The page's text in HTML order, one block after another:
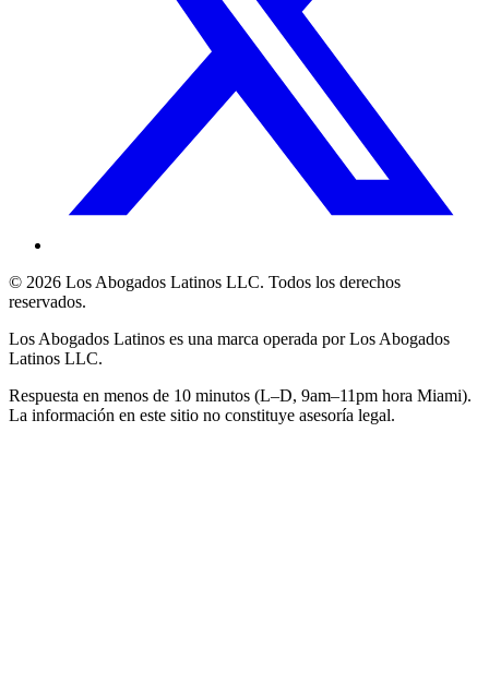
© 2026 Los Abogados Latinos LLC. Todos los derechos
reservados.
Los Abogados Latinos es una marca operada porLos Abogados
Latinos LLC.
Respuesta en menos de 10 minutos (L–D, 9am–11pm hora Miami).
La información en este sitio no constituye asesoría legal.